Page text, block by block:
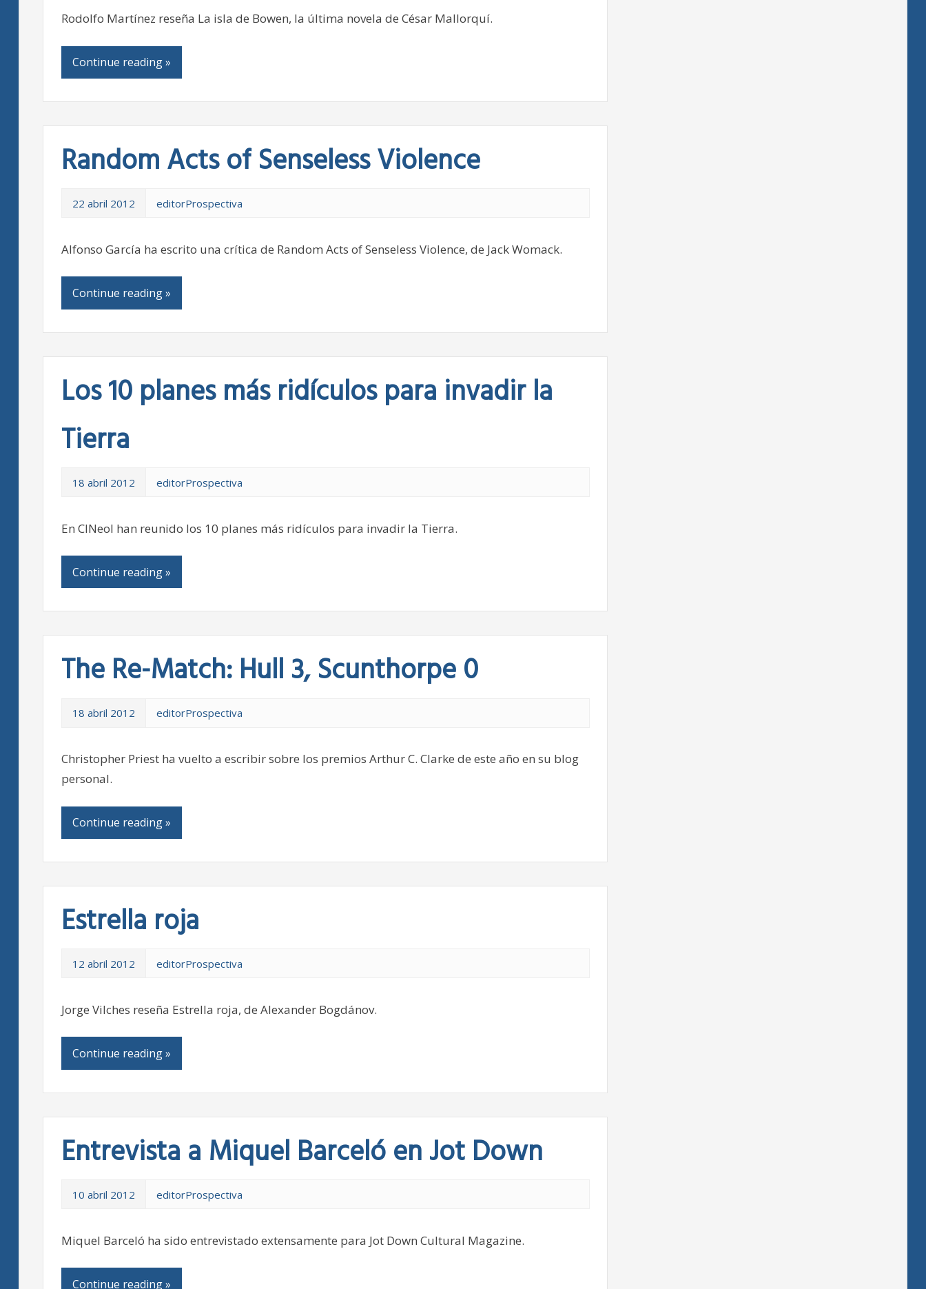
Rodolfo Martínez reseña La isla de Bowen, la última novela de César Mallorquí.
Continue reading »
Random Acts of Senseless Violence
22 abril 2012 editorProspectiva
Alfonso García ha escrito una crítica de Random Acts of Senseless Violence, de Jack Womack.
Continue reading »
Los 10 planes más ridículos para invadir la
Tierra
18 abril 2012 editorProspectiva
En CINeol han reunido los 10 planes más ridículos para invadir la Tierra.
Continue reading »
The Re-Match: Hull 3, Scunthorpe 0
18 abril 2012 editorProspectiva
Christopher Priest ha vuelto a escribir sobre los premios Arthur C. Clarke de este año en su blog
personal.
Continue reading »
Estrella roja
12 abril 2012 editorProspectiva
Jorge Vilches reseña Estrella roja, de Alexander Bogdánov.
Continue reading »
Entrevista a Miquel Barceló en Jot Down
10 abril 2012 editorProspectiva
Miquel Barceló ha sido entrevistado extensamente para Jot Down Cultural Magazine.
Continue reading »